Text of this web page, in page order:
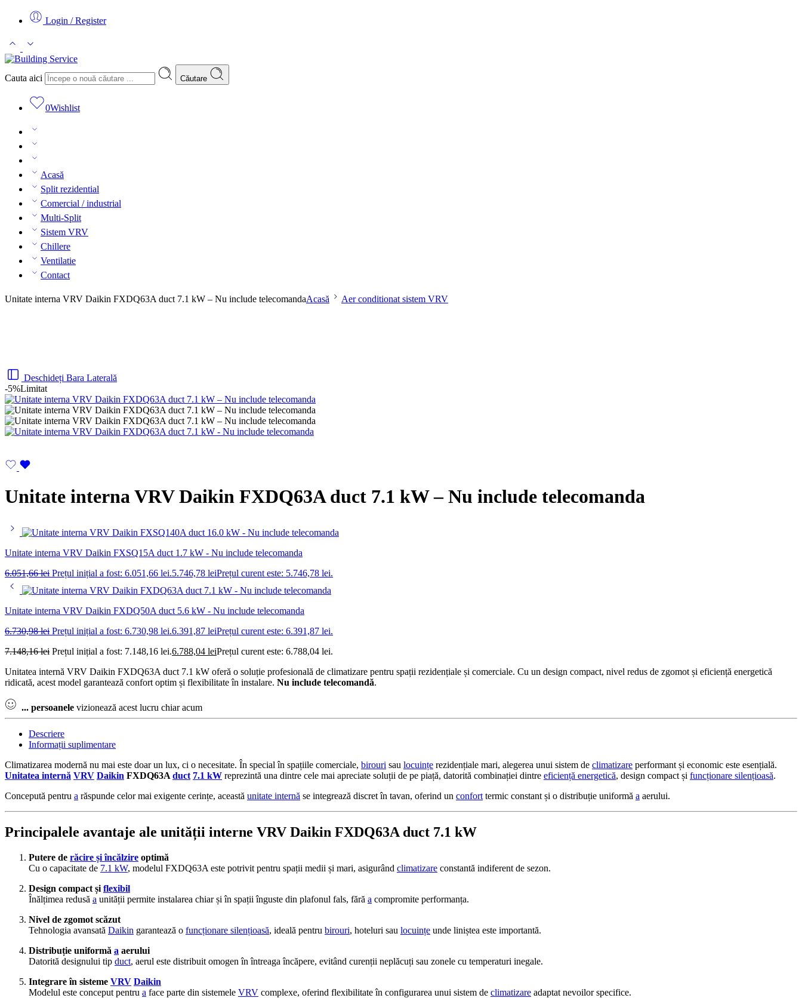
Login / Register
Cauta aici Căutare
0Wishlist
Acasă
Split rezidential
Comercial / industrial
Multi-Split
Sistem VRV
Chillere
Ventilatie
Contact
Unitate interna VRV Daikin FXDQ63A duct 7.1 kW – Nu include telecomandaAcasă Aer conditionat sistem VRV
Deschideți Bara Laterală
-5%Limitat
Unitate interna VRV Daikin FXDQ63A duct 7.1 kW – Nu include telecomanda
Unitate interna VRV Daikin FXSQ15A duct 1.7 kW - Nu include telecomanda
6.051,66lei Prețul inițial a fost: 6.051,66 lei.5.746,78 leiPrețul curent este: 5.746,78 lei.
Unitate interna VRV Daikin FXDQ50A duct 5.6 kW - Nu include telecomanda
6.730,98lei Prețul inițial a fost: 6.730,98 lei.6.391,87 leiPrețul curent este: 6.391,87 lei.
7.148,16lei Prețul inițial a fost: 7.148,16 lei.6.788,04 leiPrețul curent este: 6.788,04 lei.
Unitatea internă VRV Daikin FXDQ63A duct 7.1 kW oferă o soluție profesională de climatizare pentru spații rezidențiale și comerciale. Cu un design compact, nivel redus de zgomot și eficiență energetică
ridicată, acest model garantează confort optim și flexibilitate în instalare. Nu include telecomandă.
... persoanele vizionează acest lucru chiar acum
Descriere
Informații suplimentare
Climatizarea modernă nu mai este doar un lux, ci o necesitate. În special în spațiile comerciale, birouri sau locuințe rezidențiale mari, alegerea unui sistem de climatizare performant și economic este esențială.
Unitatea internă VRV Daikin FXDQ63A duct 7.1 kW reprezintă una dintre cele mai apreciate soluții de pe piață, datorită combinației dintre eficiență energetică, design compact și funcționare silențioasă.
Concepută pentru a răspunde celor mai exigente cerințe, această unitate internă se integrează discret în tavan, oferind un confort termic constant și o distribuție uniformă a aerului.
Principalele avantaje ale unității interne VRV Daikin FXDQ63A duct 7.1 kW
Putere de răcire și încălzire optimă
Cu o capacitate de 7.1 kW, modelul FXDQ63A este potrivit pentru spații medii și mari, asigurând climatizare constantă indiferent de sezon.
Design compact și flexibil
Înălțimea redusă a unității permite instalarea chiar și în spații înguste din plafonul fals, fără a compromite performanța.
Nivel de zgomot scăzut
Tehnologia avansată Daikin garantează o funcționare silențioasă, ideală pentru birouri, hoteluri sau locuințe unde liniștea este importantă.
Distribuție uniformă a aerului
Datorită designului tip duct, aerul este distribuit omogen în întreaga încăpere, evitând curenții neplăcuți sau zonele cu temperaturi inegale.
Integrare în sisteme VRV Daikin
Modelul este conceput pentru a face parte din sistemele VRV complexe, oferind flexibilitate în configurarea unui sistem de climatizare adaptat nevoilor specifice.